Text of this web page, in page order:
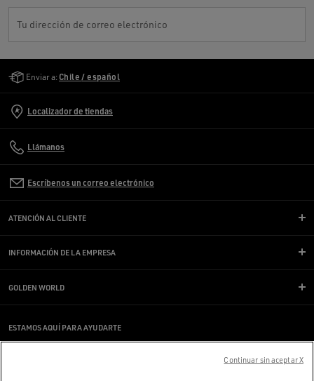
Tu dirección de correo electrónico
Enviar a: Chile / español
Localizador de tiendas
Llámanos
Escríbenos un correo electrónico
ATENCIÓN AL CLIENTE
INFORMACIÓN DE LA EMPRESA
GOLDEN WORLD
ESTAMOS AQUÍ PARA AYUDARTE
¿Estás usando un lector de pantalla y estás teniendo problemas?
Continuar sin aceptar X